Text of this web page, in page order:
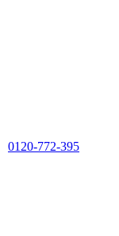
0120-772-395